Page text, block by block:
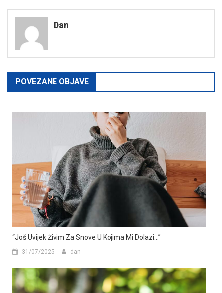
navigation
Dan
POVEZANE OBJAVE
“Još Uvijek Živim Za Snove U Kojima Mi Dolazi…”
31/07/2025 dan